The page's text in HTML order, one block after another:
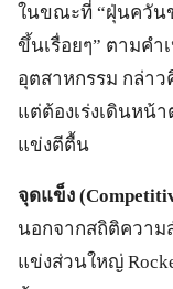
ในขณะที่ “ฝุ่นควัน
ขึ้นเรื่อยๆ” ตามคำ
อุตสาหกรรม กล่าว
แต่ต้องเร่งเดินหน้
แข่งตีตื้น
จุดแข็ง
นอกจากสถิติความ
แข่งส่วนใหญ่